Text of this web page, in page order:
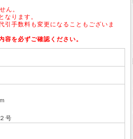
ん。
なります。
手数料も変更になることもございま
を必ずご確認ください。
号